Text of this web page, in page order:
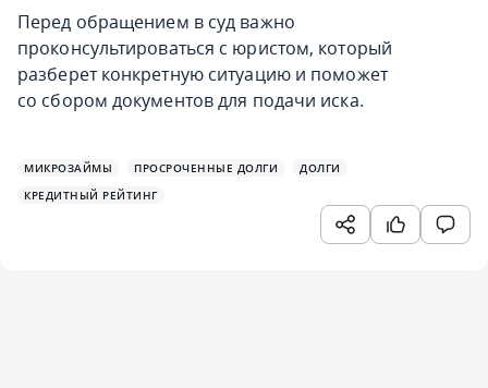
Перед обращением в суд важно
проконсультироваться с юристом, который
разберет конкретную ситуацию и поможет
со сбором документов для подачи иска.
МИКРОЗАЙМЫ ПРОСРОЧЕННЫЕ ДОЛГИ
ДОЛГИ
КРЕДИТНЫЙ РЕЙТИНГ